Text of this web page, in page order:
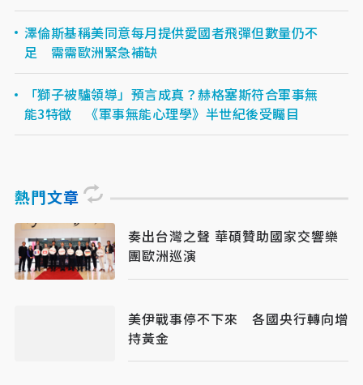
澤倫斯基稱美同意每月提供愛國者飛彈但數量仍不
足 需需歐洲緊急補缺
「獅子被驢領導」預言成真？赫格塞斯符合軍事無
能3特徵 《軍事無能心理學》半世紀後受矚目
熱門文章
奏出台灣之聲 華碩贊助國家交響樂
團歐洲巡演
美伊戰事停不下來 各國央行轉向增
持黃金